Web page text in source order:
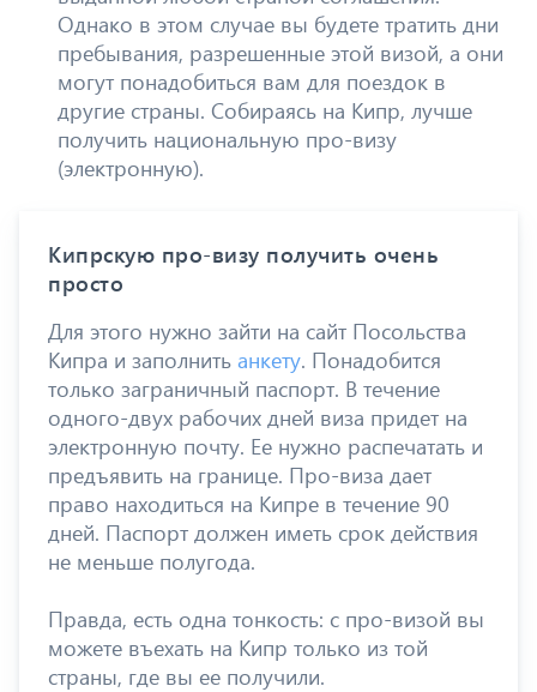
Однако в этом случае вы будете тратить дни
пребывания, разрешенные этой визой, а они
могут понадобиться вам для поездок в
другие страны. Собираясь на Кипр, лучше
получить национальную про-визу
(электронную).
Кипрскую про-визу получить очень
просто
Для этого нужно зайти на сайт Посольства
Кипра и заполнить анкету. Понадобится
только заграничный паспорт. В течение
одного-двух рабочих дней виза придет на
электронную почту. Ее нужно распечатать и
предъявить на границе. Про-виза дает
право находиться на Кипре в течение 90
дней. Паспорт должен иметь срок действия
не меньше полугода.
Правда, есть одна тонкость: с про-визой вы
можете въехать на Кипр только из той
страны, где вы ее получили.